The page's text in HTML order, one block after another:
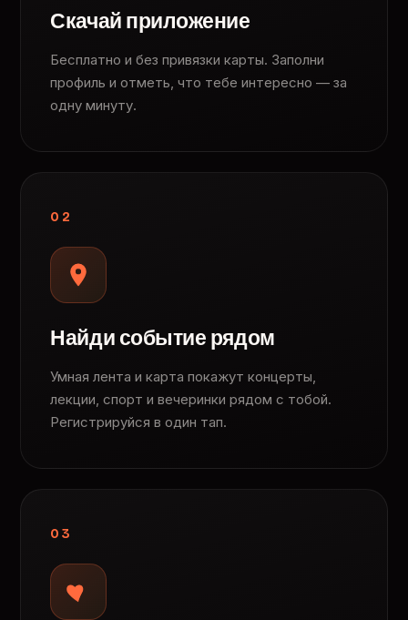
Скачай приложение
Бесплатно и без привязки карты. Заполни
профиль и отметь, что тебе интересно — за
одну минуту.
02
Найди событие рядом
Умная лента и карта покажут концерты,
лекции, спорт и вечеринки рядом с тобой.
Регистрируйся в один тап.
03